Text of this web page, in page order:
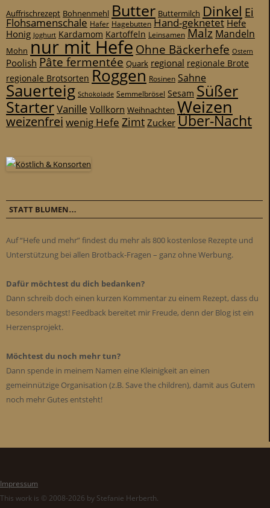
Auffrischrezept Bohnenmehl Butter Buttermilch Dinkel Ei
Flohsamenschale Hafer Hagebutten Hand-geknetet Hefe
Honig Joghurt Kardamom Kartoffeln Leinsamen Malz Mandeln
Mohn nur mit Hefe Ohne Bäckerhefe Ostern
Poolish Pâte fermentée Quark regional regionale Brote
regionale Brotsorten Roggen Rosinen Sahne
Sauerteig Schokolade Semmelbrösel Sesam Süßer
StarterVanille Vollkorn Weihnachten Weizen
weizenfrei wenig Hefe ZimtZuckerÜber-Nacht
STATT BLUMEN…
Auf “Hefe und mehr” findest du mehr als 800 kostenlose Rezepte und
Unterstützung bei allen Brotback-Fragen – ganz ohne Werbung.
Dafür möchtest du dich bedanken?
Dann schreib doch einen kurzen Kommentar zu einem Rezept, dass du
besonders magst! Feedback bereitet mir Freude, denn der Blog ist ein
Herzensprojekt.
Möchtest du noch mehr tun?
Dann spende in meinem Namen eine Kleinigkeit an einen
gemeinnützige Organisation (z.B. Save the children), damit aus Gutem
noch mehr Gutes entsteht!
Impressum
This work is © 2008-2026 by Stefanie Herberth.